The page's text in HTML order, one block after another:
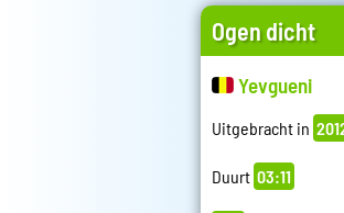
Ogen dicht
Yevgueni
Uitgebracht in
Duurt 03:11